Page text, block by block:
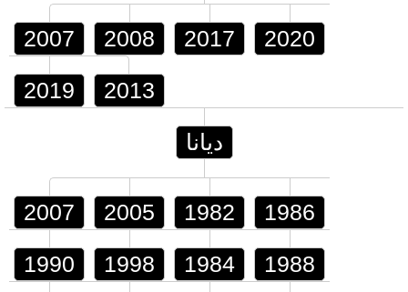
2007 2008 2017 2020
2019 2013
ديانا
2007 2005 1982 1986
1990 1998 1984 1988